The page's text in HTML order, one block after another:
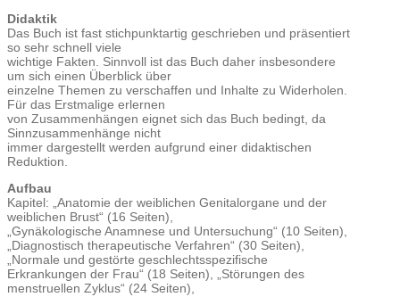
Didaktik
Das Buch ist fast stichpunktartig geschrieben und präsentiert
so sehr schnell viele
wichtige Fakten. Sinnvoll ist das Buch daher insbesondere
um sich einen Überblick über
einzelne Themen zu verschaffen und Inhalte zu Widerholen.
Für das Erstmalige erlernen
von Zusammenhängen eignet sich das Buch bedingt, da
Sinnzusammenhänge nicht
immer dargestellt werden aufgrund einer didaktischen
Reduktion.
Aufbau
Kapitel: „Anatomie der weiblichen Genitalorgane und der
weiblichen Brust“ (16 Seiten),
„Gynäkologische Anamnese und Untersuchung“ (10 Seiten),
„Diagnostisch therapeutische Verfahren“ (30 Seiten),
„Normale und gestörte geschlechtsspezifische
Erkrankungen der Frau“ (18 Seiten), „Störungen des
menstruellen Zyklus“ (24 Seiten),